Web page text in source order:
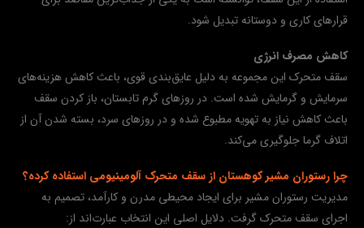
قرارهای کاری و دوستانه تبدیل شود.
کاهش مصرف انرژی
سقف متحرک این مجموعه به دلیل عایق‌بندی قوی، باعث کاهش هزینه‌های
سرمایش و گرمایش شده است. در روزهای گرم تابستان، باز کردن سقف
باعث کاهش نیاز به تهویه مطبوع شده و در روزهای سرد، بسته شدن آن از
اتلاف گرما جلوگیری می‌کند.
چرا رستوران مشیر کوهستان از سقف متحرک آلومینیومی استفاده کرده؟
مدیریت رستوران مشیر برای ایجاد محیطی مدرن و کارآمد، تصمیم به
اجرای سقف متحرک گرفت. دلایل اصلی این انتخاب عبارت‌اند از: